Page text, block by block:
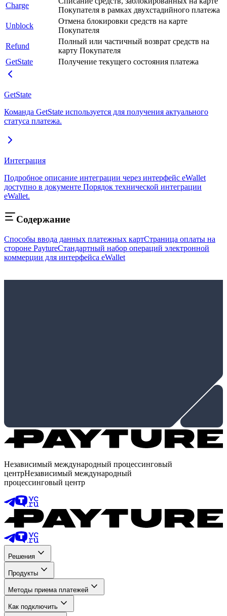
Charge
Покупателя в рамках двухстадийного платежа
Unblock
Отмена блокировки средств на карте
Покупателя
Refund
Полный или частичный возврат средств на
карту Покупателя
GetState
Получение текущего состояния платежа
GetState
Команда GetState используется для получения актуального
статуса платежа.
Интеграция
Подробное описание интеграции через интерфейс eWallet
доступно в документе Порядок технической интеграции
eWallet.
Содержание
Способы ввода данных платежных картСтраница оплаты на
стороне PaytureСтандартный набор операций электронной
коммерции для интерфейса eWallet
Независимый международный процессинговый
центрНезависимый международный
процессинговый центр
Решения
Продукты
Методы приема платежей
Как подключить